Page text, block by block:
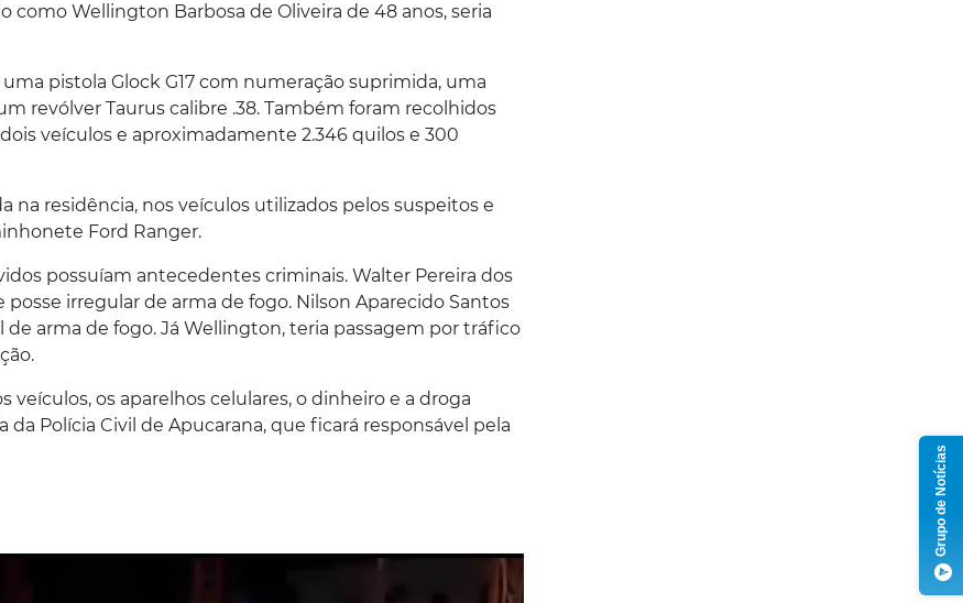
Wellington Barbosa de Oliveira de 48 anos, seria
pistola Glock G17 com numeração suprimida, uma
revólver Taurus calibre .38. Também foram recolhidos
veículos e aproximadamente 2.346 quilos e 300
na residência, nos veículos utilizados pelos suspeitos e
Ford Ranger.
possuíam antecedentes criminais. Walter Pereira dos
irregular de arma de fogo. Nilson Aparecido Santos
arma de fogo. Já Wellington, teria passagem por tráfico
veículos, os aparelhos celulares, o dinheiro e a droga
Polícia Civil de Apucarana, que ficará responsável pela
Grupo de Notícias